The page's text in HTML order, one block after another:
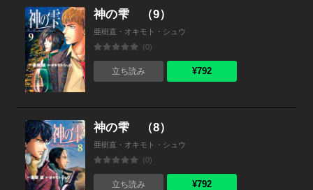
神の雫 （9）
亜樹直・オキモト・シュウ
(0)
立ち読み ¥792
神の雫 （8）
亜樹直・オキモト・シュウ
(0)
立ち読み ¥792